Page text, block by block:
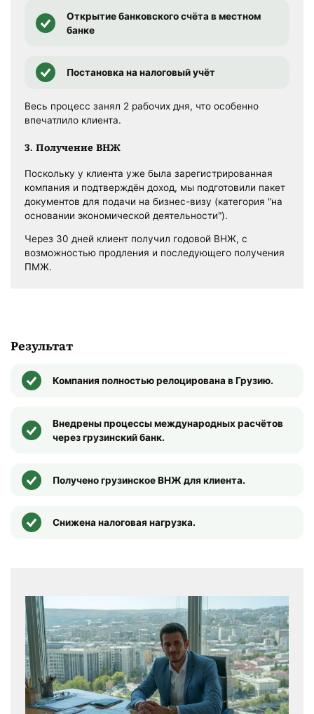
Открытие банковского счёта в местном
банке
Постановка на налоговый учёт
Весь процесс занял 2 рабочих дня, что особенно
впечатлило клиента.
3. Получение ВНЖ
Поскольку у клиента уже была зарегистрированная
компания и подтверждён доход, мы подготовили пакет
документов для подачи на бизнес-визу (категория "на
основании экономической деятельности").
Через 30 дней клиент получил годовой ВНЖ, с
возможностью продления и последующего получения
ПМЖ.
Результат
Компания полностью релоцирована в Грузию.
Внедрены процессы международных расчётов
через грузинский банк.
Получено грузинское ВНЖ для клиента.
Снижена налоговая нагрузка.